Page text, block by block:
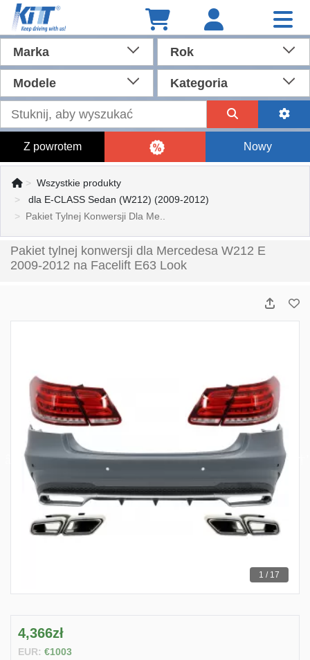
Marka Rok
Modele Kategoria
Z powrotem Nowy
Wszystkie produkty
dla E-CLASS Sedan (W212) (2009-2012)
Pakiet Tylnej Konwersji Dla Me..
Pakiet tylnej konwersji dla Mercedesa W212 E
2009-2012 na Facelift E63 Look
1 / 17
4,366zł
EUR: €1003